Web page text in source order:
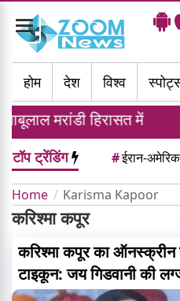
Toggle
navigation
होम
देश विश्व
मरांडी हिरासत में
टॉप ट्रेंडिंग #ईरान-
Home Karisma Kapoor
करिश्मा कपूर
करिश्मा कपूर का ऑनस्क्रीन
टाइकून: जय गिडवानी की